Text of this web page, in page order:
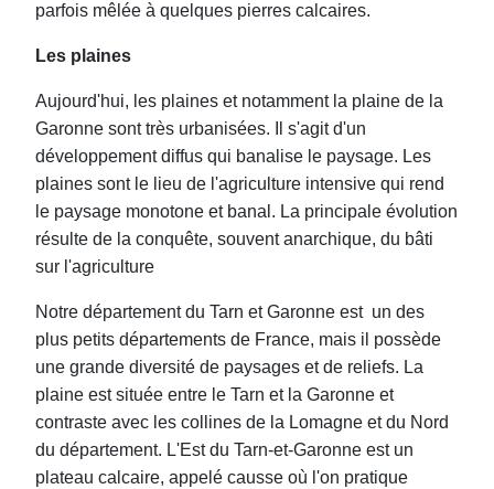
parfois mêlée à quelques pierres calcaires.
Les plaines
Aujourd'hui, les plaines et notamment la plaine de la
Garonne sont très urbanisées. Il s'agit d'un
développement diffus qui banalise le paysage. Les
plaines sont le lieu de l'agriculture intensive qui rend
le paysage monotone et banal. La principale évolution
résulte de la conquête, souvent anarchique, du bâti
sur l'agriculture
Notre département du Tarn et Garonne est un des
plus petits départements de France, mais il possède
une grande diversité de paysages et de reliefs. La
plaine est située entre le Tarn et la Garonne et
contraste avec les collines de la Lomagne et du Nord
du département. L'Est du Tarn-et-Garonne est un
plateau calcaire, appelé causse où l'on pratique